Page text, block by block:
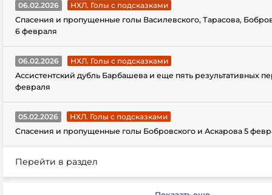
06.02.2026
НХЛ. Голы с подсказками
Спасения и пропущенные голы Василевского, Тарасова,
6 февраля
06.02.2026
НХЛ. Голы с подсказками
Ассистентский дубль Барбашева и еще пять результативных
февраля
05.02.2026
НХЛ. Голы с подсказками
Спасения и пропущенные голы Бобровского и Аскарова 5
Перейти в раздел